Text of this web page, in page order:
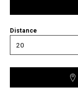
Distance